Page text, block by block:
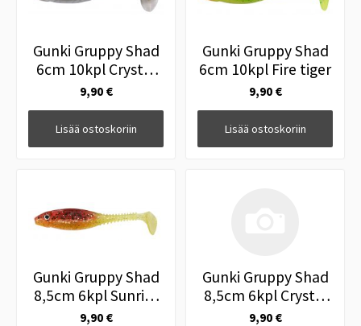
Gunki Gruppy Shad
6cm 10kpl Crystal
Brown
9,90 €
Lisää ostoskoriin
Gunki Gruppy Shad
6cm 10kpl Fire tiger
9,90 €
Lisää ostoskoriin
Gunki Gruppy Shad
8,5cm 6kpl Sunrise
Shad
9,90 €
Gunki Gruppy Shad
8,5cm 6kpl Crystal
Brown
9,90 €